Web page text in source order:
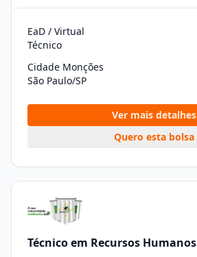
EaD / Virtual
Técnico
Cidade Monções
São Paulo/SP
Ver mais detalhes
Quero esta bolsa
Técnico em Recursos Humanos